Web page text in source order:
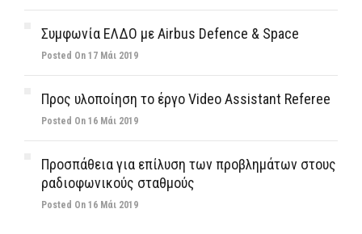
Συμφωνία ΕΛΔΟ με Airbus Defence & Space
Posted On 17 Μάι 2019
Προς υλοποίηση το έργο Video Assistant Referee
Posted On 16 Μάι 2019
Προσπάθεια για επίλυση των προβλημάτων στους
ραδιοφωνικούς σταθμούς
Posted On 16 Μάι 2019